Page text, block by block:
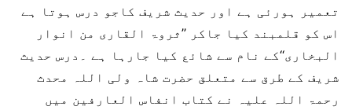
تعمیر ہورئی ہے اور حدیث شریف کاجو درس ہوتا ہے
اس کو قلمبند کیا جاکر ’’ثروۃ القاری من انوار
البخاری‘‘کے نام سے شائع کیا جارہا ہے ۔درس حدیث
شریف کے طرق سے متعلق حضرت شاہ ولی اللہ محدث
رحمۃ اللہ علیہ نے کتاب انفاس العارفین میں